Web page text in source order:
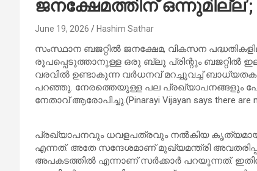
ജനക്ഷേമത്തിന്
June 19, 2026 Hashim Sathar
സംസ്ഥാന ബജറ്റിൽ ജനക്ഷേമ, വികസന
രൂപപ്പെടുത്താനുള്ള ഒരു ബ്ലൂ പ്രിന്റും ബജറ്റിൽ
വരവിൽ ഉണ്ടാകുന്ന വർധനവ് മറച്ചുവച്ച്
പറഞ്ഞു. നേരത്തെയുള്ള പല പ്രഖ്യാപനങ്ങളും പേരും
നേതാവ് ആരോപിച്ചു.(Pinarayi Vijayan says there are
പ്രഖ്യാപനവും ധവളപത്രവും നൽകിയ കൃത്യമായി
എന്നത്. അതേ സന്ദേശമാണ് മുഖ്യമന്ത്രി
അപകടത്തിൽ എന്നാണ് സർക്കാർ പറയുന്നത്.